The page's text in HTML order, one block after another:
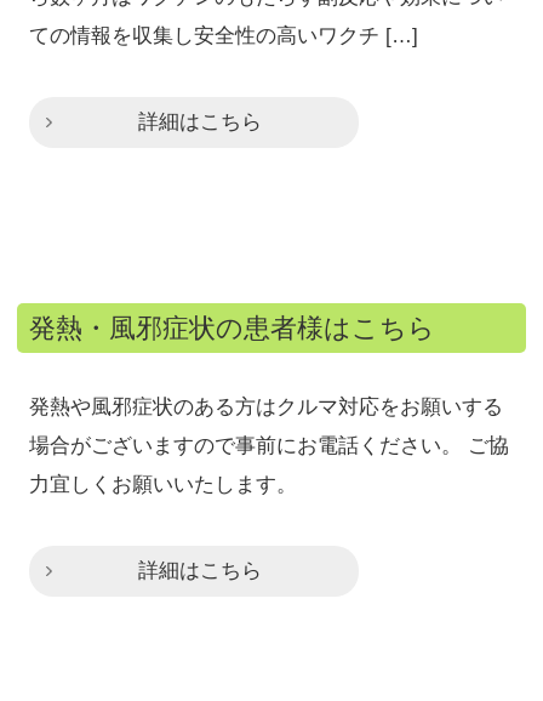
ての情報を収集し安全性の高いワクチ […]
詳細はこちら
発熱・風邪症状の患者様はこちら
発熱や風邪症状のある方はクルマ対応をお願いする
場合がございますので事前にお電話ください。 ご協
力宜しくお願いいたします。
詳細はこちら